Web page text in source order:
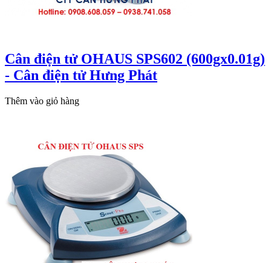
Cân điện tử OHAUS SPS602 (600gx0.01g)
- Cân điện tử Hưng Phát
Thêm vào giỏ hàng